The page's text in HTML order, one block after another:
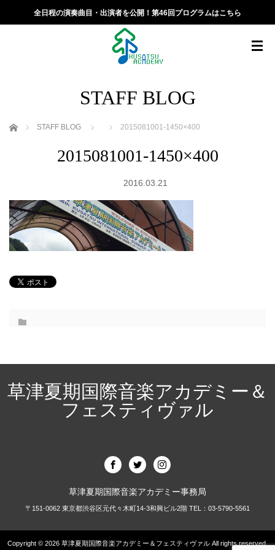
全日程の演奏曲目・出演者を公開！第46回プログラムはこちら
STAFF BLOG
ホーム STAFF BLOG 2015081001-1450×400
2015081001-1450×400
2016.03.21
草津夏期国際音楽アカデミー＆
フェスティヴァル
草津夏期国際音楽アカデミー事務局
〒151-0062 東京都渋谷区元代々木町14-3和興ビル2階 TEL：03-5790-5561
Copyright © 2026 草津夏期国際音楽アカデミー＆フェスティヴァル All rights reserved.